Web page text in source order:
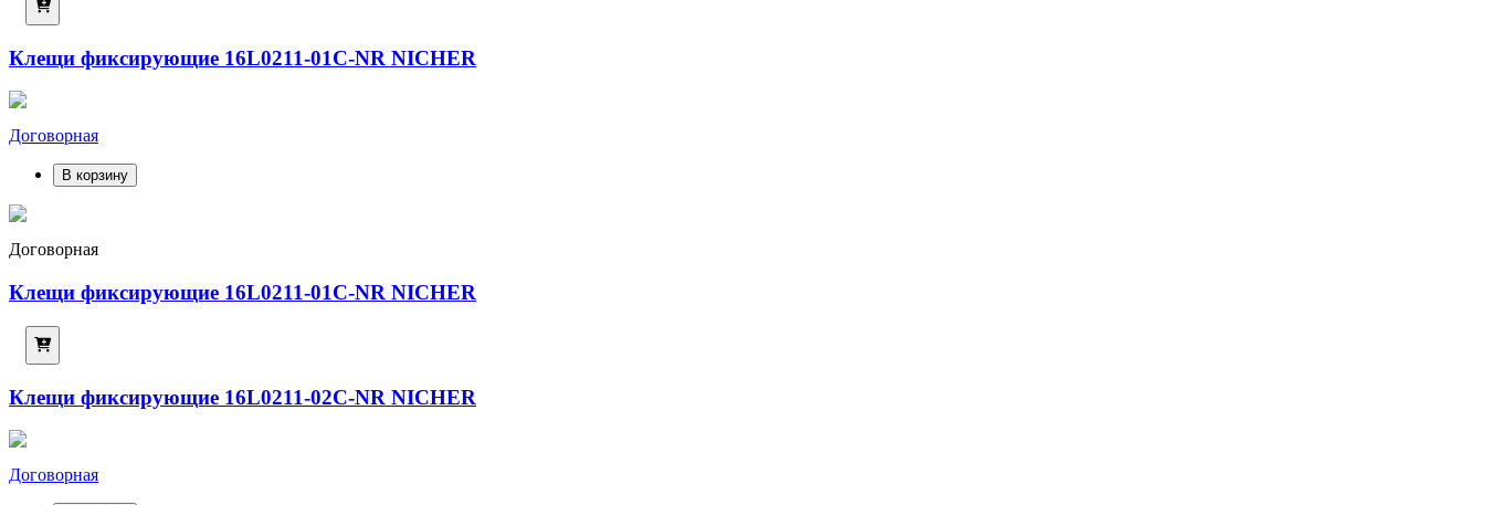
Клещи фиксирующие 16L0211-01C-NR NICHER
Договорная
В корзину
Договорная
Клещи фиксирующие 16L0211-01C-NR NICHER
Клещи фиксирующие 16L0211-02C-NR NICHER
Договорная